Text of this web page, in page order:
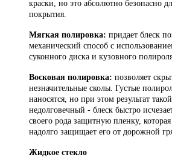
краски, но это абсолютно безопасно
покрытия.
Мягкая полировка: придает блеск
механический способ с
суконного диска и кузовного
Восковая полировка: позволяет
незначительные сколы. Густые
наносятся, но при этом результат
недолговечный - блеск быстро
своего рода защитную пленку,
надолго защищает его от дорожной
Жидкое стекло